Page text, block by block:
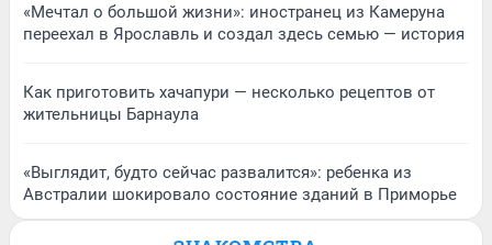
«Мечтал о большой жизни»: иностранец из Камеруна
переехал в Ярославль и создал здесь семью — история
Как приготовить хачапури — несколько рецептов от
жительницы Барнаула
«Выглядит, будто сейчас развалится»: ребенка из
Австралии шокировало состояние зданий в Приморье